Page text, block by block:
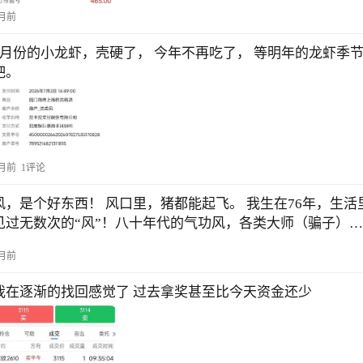
对交易，赚到了348元。 美股，美期货有更大的杠杆，我毕
前
份的小龙虾，壳硬了， 今年不再吃了， 等明年的龙虾季节
前 1评论
，是个好东西！ 风口里，猪都能起飞。 我生在76年，生活
过无数次的“风”！八十年代的气功风，各类大师（骗子）粉
了“一片云”的头发；再就是健美裤；牛仔焖档裤；脑白金；
株口服液…… 中华大地，永远有刮不完的“风”！2026年的
”是什么？ 白银几十年一遇的暴涨，成功的把平时成本3、4
一克的工业银板，作价三十多卖给了掌握家庭财政的宝妈们
前
在逐渐的找回感觉了 过去拿奖甚至比今天资金还少